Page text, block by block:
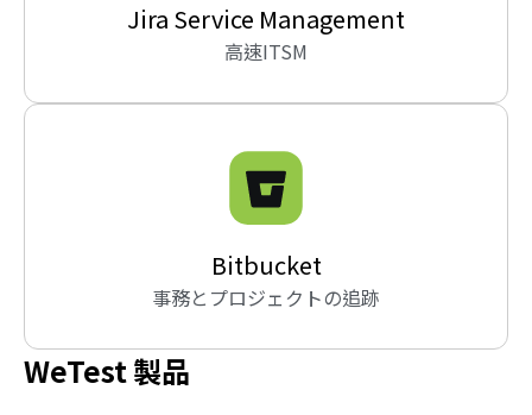
Jira Service Management
高速ITSM
Bitbucket
事務とプロジェクトの追跡
WeTest 製品